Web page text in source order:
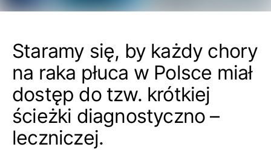
Staramy się, by każdy chory
na raka płuca w Polsce miał
dostęp do tzw. krótkiej
ścieżki diagnostyczno –
leczniczej.